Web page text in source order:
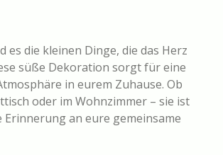
es die kleinen Dinge, die das Herz
süße Dekoration sorgt für eine
in eurem Zuhause. Ob
oder im Wohnzimmer – sie ist
Erinnerung an eure gemeinsame